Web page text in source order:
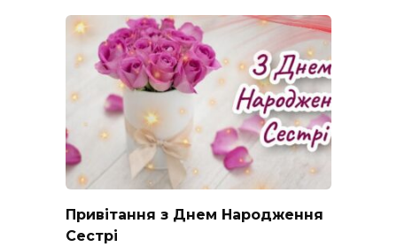
Привітання з Днем Народження
Сестрі